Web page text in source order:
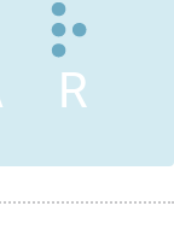
R